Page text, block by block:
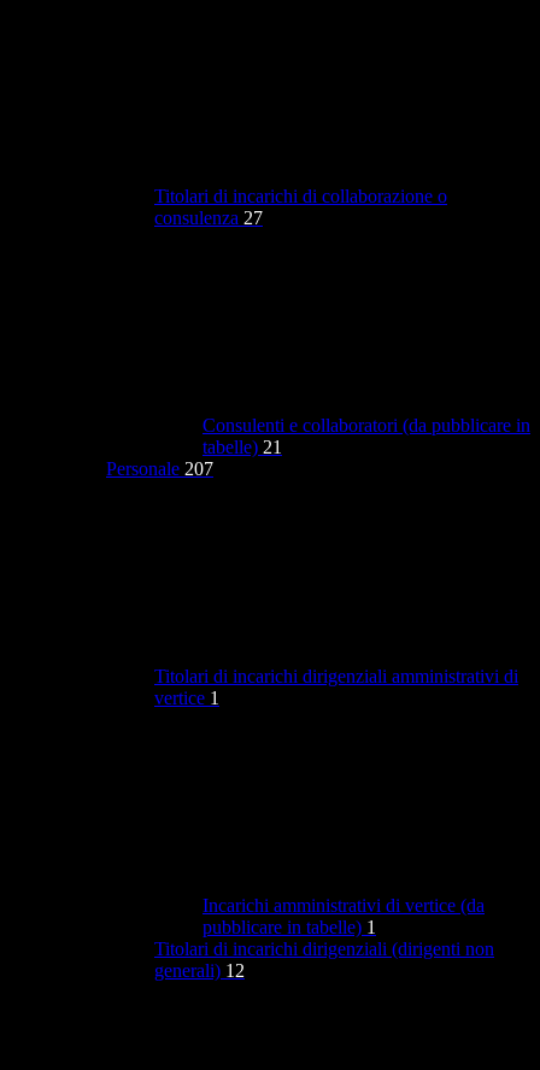
Titolari di incarichi di collaborazione o
consulenza 27
Consulenti e collaboratori (da pubblicare in
tabelle) 21
Personale 207
Titolari di incarichi dirigenziali amministrativi di
vertice 1
Incarichi amministrativi di vertice (da
pubblicare in tabelle) 1
Titolari di incarichi dirigenziali (dirigenti non
generali) 12